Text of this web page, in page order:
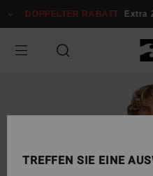
zur
springen
DOPPELTER RABATT Extra
TREFFEN SIE EINE